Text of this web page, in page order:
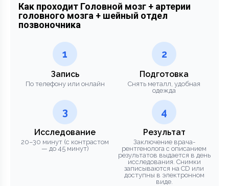
Как проходит Головной мозг + артерии
головного мозга + шейный отдел
позвоночника
1
Запись
По телефону или онлайн
2
Подготовка
Снять металл, удобная
одежда
3
Исследование
20–30 минут (с контрастом
— до 45 минут)
4
Результат
Заключение врача-
рентгенолога с описанием
результатов выдается в день
исследования. Снимки
записываются на CD или
доступны в электронном
виде.